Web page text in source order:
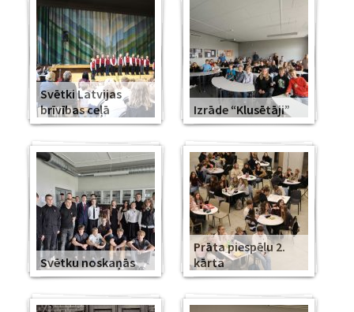
Svētki Latvijas
brīvības ceļā
Izrāde “Klusētāji”
Svētku noskaņās
Prāta piespēļu 2.
kārta